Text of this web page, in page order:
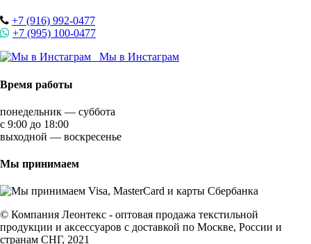
+7 (916) 992-0477
+7 (995) 100-0477
Мы в Инстаграм
Время работы
понедельник — суббота
с 9:00 до 18:00
выходной — воскресенье
Мы принимаем
© Компания Леонтекс - оптовая продажа текстильной
продукции и аксессуаров с доставкой по Москве, России и
странам СНГ, 2021